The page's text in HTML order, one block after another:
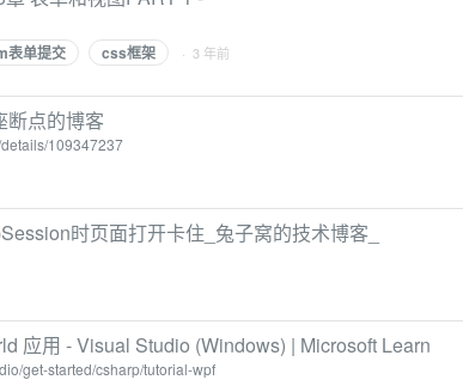
表单提交 css框架 · 3 年前
断点的博客
109347237
时页面打开卡住_兔子窝的技术博客_
应用 - Visual Studio (Windows) | Microsoft Learn
get-started/csharp/tutorial-wpf